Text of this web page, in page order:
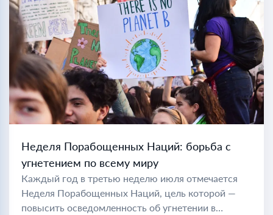
Неделя Порабощенных Наций: борьба с
угнетением по всему миру
Каждый год в третью неделю июля отмечается
Неделя Порабощенных Наций, цель которой —
повысить осведомленность об угнетении в